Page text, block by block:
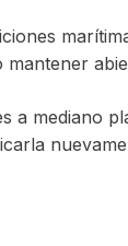
a mediano